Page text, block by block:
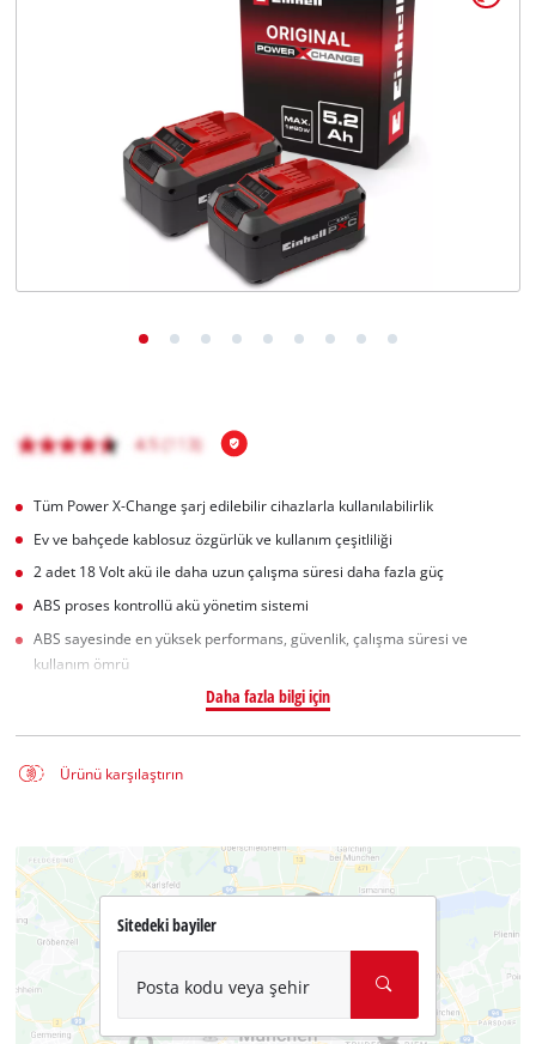
Tüm Power X-Change şarj edilebilir cihazlarla kullanılabilirlik
Ev ve bahçede kablosuz özgürlük ve kullanım çeşitliliği
2 adet 18 Volt akü ile daha uzun çalışma süresi daha fazla güç
ABS proses kontrollü akü yönetim sistemi
ABS sayesinde en yüksek performans, güvenlik, çalışma süresi ve
kullanım ömrü
Daha fazla bilgi için
Ürünü karşılaştırın
Sitedeki bayiler
Posta kodu veya şehir